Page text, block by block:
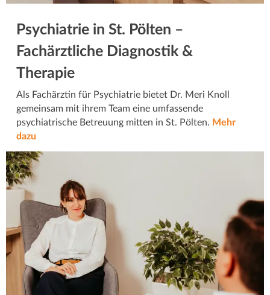
Psychiatrie in St. Pölten –
Fachärztliche Diagnostik &
Therapie
Als Fachärztin für Psychiatrie bietet Dr. Meri Knoll
gemeinsam mit ihrem Team eine umfassende
psychiatrische Betreuung mitten in St. Pölten. Mehr
dazu